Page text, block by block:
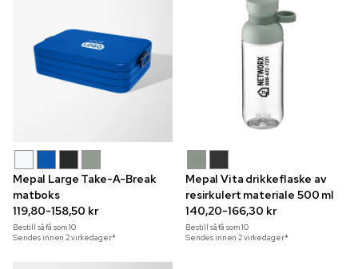
Mepal Large Take-A-Break
matboks
119,80-158,50 kr
Bestill så få som10
Sendes innen 2 virkedager*
Mepal Vita drikkeflaske av
resirkulert materiale 500 ml
140,20-166,30 kr
Bestill så få som10
Sendes innen 2 virkedager*